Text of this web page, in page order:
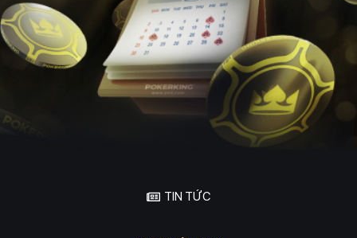
TIN TỨC